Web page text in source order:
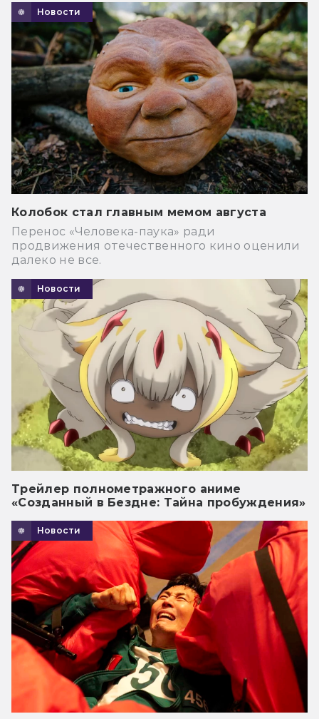
Новости
Колобок стал главным мемом августа
Перенос «Человека-паука» ради
продвижения отечественного кино оценили
далеко не все.
Новости
Трейлер полнометражного аниме
«Созданный в Бездне: Тайна пробуждения»
Новости